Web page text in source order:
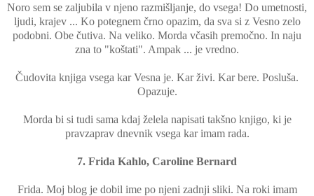
Noro sem se zaljubila v njeno razmišljanje, do vsega! Do umetnosti,
ljudi, krajev ... Ko potegnem črno opazim, da sva si z Vesno zelo
podobni. Obe čutiva. Na veliko. Morda včasih premočno. In naju
zna to "koštati". Ampak ... je vredno.
Čudovita knjiga vsega kar Vesna je. Kar živi. Kar bere. Posluša.
Opazuje.
Morda bi si tudi sama kdaj želela napisati takšno knjigo, ki je
pravzaprav dnevnik vsega kar imam rada.
7. Frida Kahlo, Caroline Bernard
Frida. Moj blog je dobil ime po njeni zadnji sliki. Na roki imam